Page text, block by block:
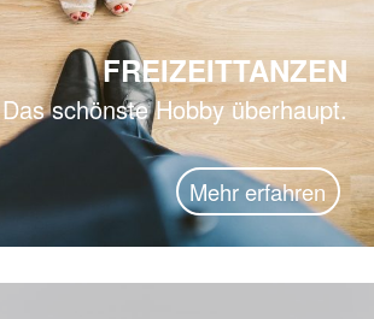
FREIZEITTANZEN
Das schönste Hobby überhaupt.
Mehr erfahren